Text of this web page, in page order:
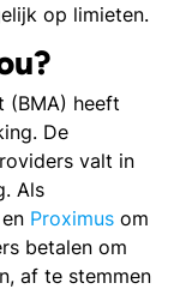
op limieten.
(BMA) heeft
De
valt in
Als
en Proximus om
betalen om
af te stemmen